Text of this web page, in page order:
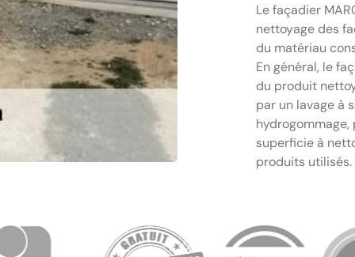
Le façadier
nettoyage des
du matériau
En général, le
du produit
par un lavage à
superficie à
produits